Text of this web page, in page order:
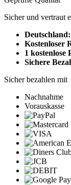
Sicher und vertraut
Kostenloser
1 kostenlose
Sichere
Sicher bezahlen mit
Nachnahme
Vorauskasse